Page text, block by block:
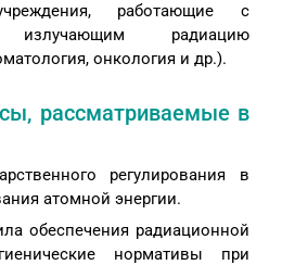
работающие с
излучающим радиацию
онкология и др.).
рассматриваемые в
регулирования в
атомной энергии.
обеспечения радиационной
нормативы при